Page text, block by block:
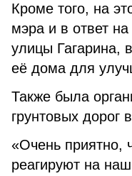
Кроме того, на
мэра и в ответ
улицы Гагарина,
её дома для
Также была
грунтовых дорог
«Очень приятно,
реагируют на